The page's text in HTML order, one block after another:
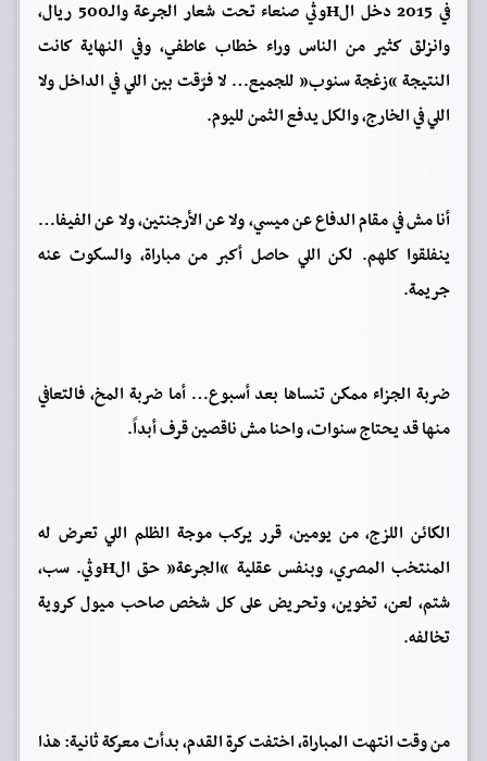
في 2015 دخل الHوثي صنعاء تحت شعار الجرعة والـ500 ريال،
وانزلق كثير من الناس وراء خطاب عاطفي، وفي النهاية كانت
النتيجة “زغجة سنوب” للجميع… لا فرّقت بين اللي في الداخل ولا
اللي في الخارج، والكل يدفع الثمن لليوم.
‎أنا مش في مقام الدفاع عن ميسي، ولا عن الأرجنتين، ولا عن الفيفا…
ينفلقوا كلهم. لكن اللي حاصل أكبر من مباراة، والسكوت عنه
جريمة.
ضربة الجزاء ممكن تنساها بعد أسبوع… أما ضربة المخ، فالتعافي
منها قد يحتاج سنوات، واحنا مش ناقصين قرف أبداً.
الكائن اللزج، من يومين، قرر يركب موجة الظلم اللي تعرض له
المنتخب المصري، وبنفس عقلية “الجرعة” حق الHوثي. سب،
شتم، لعن، تخوين، وتحريض على كل شخص صاحب ميول كروية
تخالفه.
من وقت انتهت المباراة، اختفت كرة القدم، بدأت معركة ثانية: هذا